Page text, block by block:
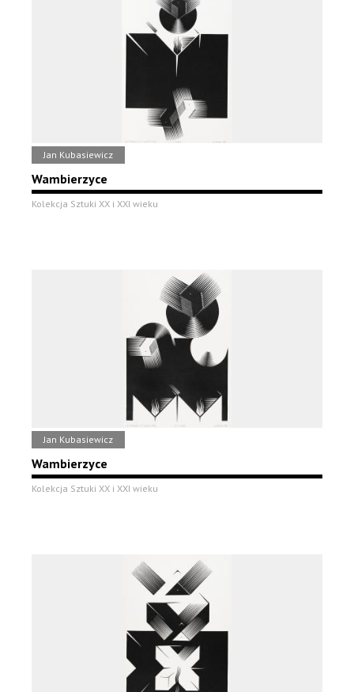
Jan Kubasiewicz
Wambierzyce
Kolekcja Sztuki XX i XXI wieku
Jan Kubasiewicz
Wambierzyce
Kolekcja Sztuki XX i XXI wieku